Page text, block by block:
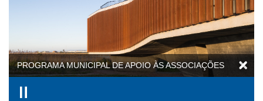
PROGRAMA MUNICIPAL DE APOIO ÀS ASSOCIAÇÕES